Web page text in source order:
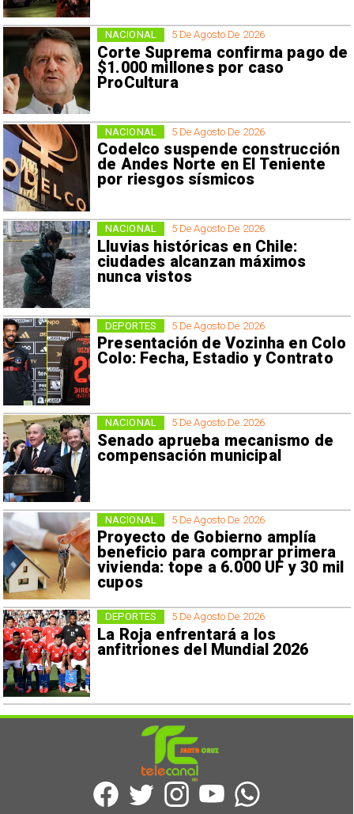
5 De Agosto De 2026
Corte Suprema confirma pago de
$1.000 millones por caso
ProCultura
NACIONAL
5 De Agosto De 2026
Codelco suspende construcción
de Andes Norte en El Teniente
por riesgos sísmicos
NACIONAL
5 De Agosto De 2026
Lluvias históricas en Chile:
ciudades alcanzan máximos
nunca vistos
NACIONAL
5 De Agosto De 2026
Presentación de Vozinha en Colo
Colo: Fecha, Estadio y Contrato
DEPORTES
5 De Agosto De 2026
Senado aprueba mecanismo de
compensación municipal
NACIONAL
5 De Agosto De 2026
Proyecto de Gobierno amplía
beneficio para comprar primera
vivienda: tope a 6.000 UF y 30 mil
cupos
NACIONAL
5 De Agosto De 2026
La Roja enfrentará a los
anfitriones del Mundial 2026
DEPORTES